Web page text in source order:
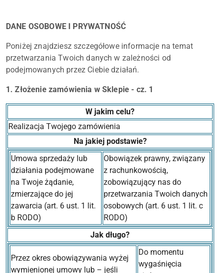
DANE OSOBOWE I PRYWATNOŚĆ
Poniżej znajdziesz szczegółowe informacje na temat
przetwarzania Twoich danych w zależności od
podejmowanych przez Ciebie działań.
1. Złożenie zamówienia w Sklepie - cz. 1
W jakim celu?
Realizacja Twojego zamówienia
Na jakiej podstawie?
Umowa sprzedaży lub
działania podejmowane
na Twoje żądanie,
zmierzające do jej
zawarcia (art. 6 ust. 1 lit.
b RODO)
Obowiązek prawny, związany
z rachunkowością,
zobowiązujący nas do
przetwarzania Twoich danych
osobowych (art. 6 ust. 1 lit. c
RODO)
Jak długo?
Przez okres obowiązywania wyżej
wymienionej umowy lub – jeśli
Do momentu
wygaśnięcia